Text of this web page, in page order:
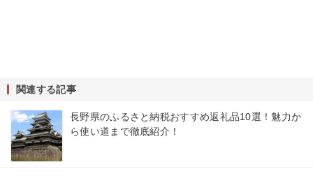
関連する記事
長野県のふるさと納税おすすめ返礼品10選！魅力か
ら使い道まで徹底紹介！